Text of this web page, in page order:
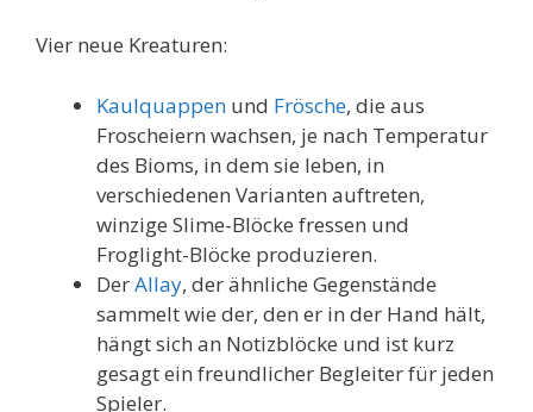
Vier neue Kreaturen:
Kaulquappen und Frösche, die aus
Froscheiern wachsen, je nach Temperatur
des Bioms, in dem sie leben, in
verschiedenen Varianten auftreten,
winzige Slime-Blöcke fressen und
Froglight-Blöcke produzieren.
DerAllay, der ähnliche Gegenstände
sammelt wie der, den er in der Hand hält,
hängt sich an Notizblöcke und ist kurz
gesagt ein freundlicher Begleiter für jeden
Spieler.